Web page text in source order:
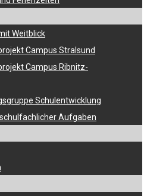
Weitblick
Campus Stralsund
Campus Ribnitz-
Schulentwicklung
Aufgaben